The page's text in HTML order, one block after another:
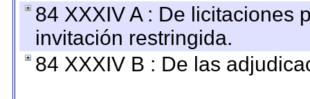
84 XXXIV A : De licitaciones
invitación restringida.
84 XXXIV B : De las